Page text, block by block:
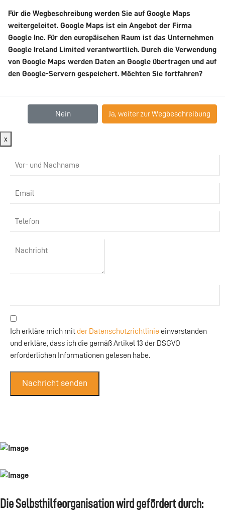
Für die Wegbeschreibung werden Sie auf Google Maps
weitergeleitet. Google Maps ist ein Angebot der Firma
Google Inc. Für den europäischen Raum ist das Unternehmen
Google Ireland Limited verantwortlich. Durch die Verwendung
von Google Maps werden Daten an Google übertragen und auf
den Google-Servern gespeichert. Möchten Sie fortfahren?
Nein Ja, weiter zur Wegbeschreibung
x
Ich erkläre mich mit der Datenschutzrichtlinie einverstanden
und erkläre, dass ich die gemäß Artikel 13 der DSGVO
erforderlichen Informationen gelesen habe.
Nachricht senden
Die Selbsthilfeorganisation wird gefördert durch: